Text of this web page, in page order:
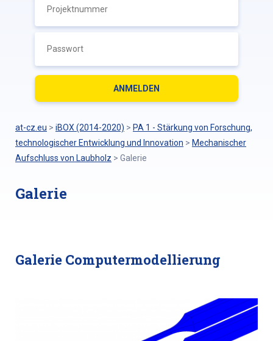
at-cz.eu > iBOX (2014-2020) > PA 1 - Stärkung von Forschung,
technologischer Entwicklung und Innovation > Mechanischer
Aufschluss von Laubholz > Galerie
Galerie
Galerie Computermodellierung